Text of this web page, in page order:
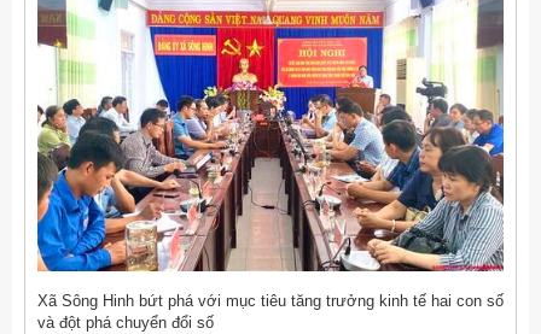
Xã Sông Hinh bứt phá với mục tiêu tăng trưởng kinh tế hai con số
và đột phá chuyển đổi số